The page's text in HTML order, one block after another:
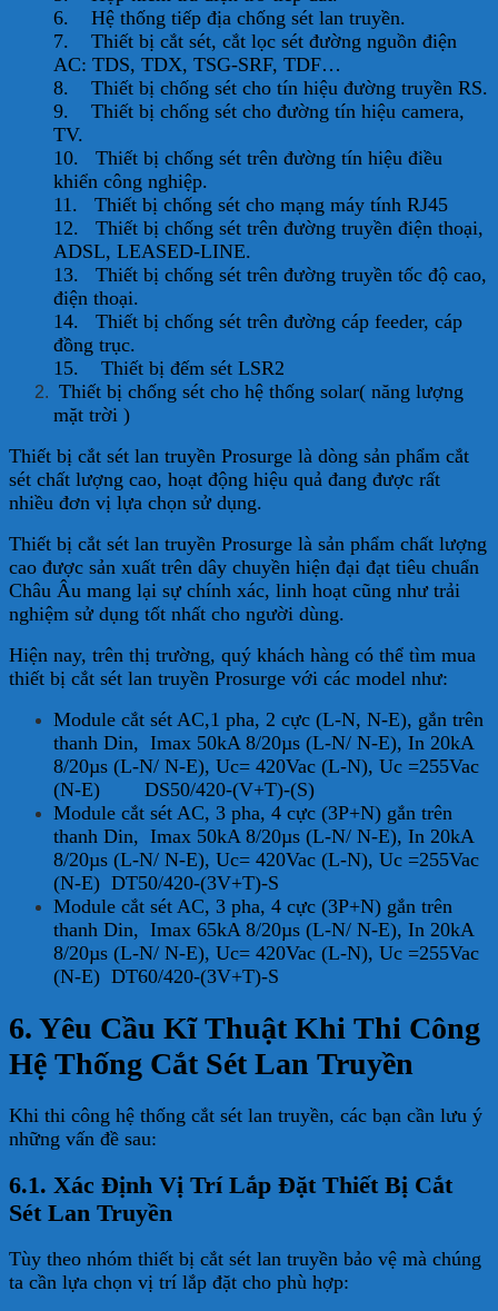
6. Hệ thống tiếp địa chống sét lan truyền.
7. Thiết bị cắt sét, cắt lọc sét đường nguồn điện
AC: TDS, TDX, TSG-SRF, TDF…
8. Thiết bị chống sét cho tín hiệu đường truyền RS.
9. Thiết bị chống sét cho đường tín hiệu camera,
TV.
10. Thiết bị chống sét trên đường tín hiệu điều
khiển công nghiệp.
11. Thiết bị chống sét cho mạng máy tính RJ45
12. Thiết bị chống sét trên đường truyền điện thoại,
ADSL, LEASED-LINE.
13. Thiết bị chống sét trên đường truyền tốc độ cao,
điện thoại.
14. Thiết bị chống sét trên đường cáp feeder, cáp
đồng trục.
15. Thiết bị đếm sét LSR2
Thiết bị chống sét cho hệ thống solar( năng lượng
mặt trời )
Thiết bị cắt sét lan truyền Prosurge là dòng sản phẩm cắt
sét chất lượng cao, hoạt động hiệu quả đang được rất
nhiều đơn vị lựa chọn sử dụng.
Thiết bị cắt sét lan truyền Prosurge là sản phẩm chất lượng
cao được sản xuất trên dây chuyền hiện đại đạt tiêu chuẩn
Châu Âu mang lại sự chính xác, linh hoạt cũng như trải
nghiệm sử dụng tốt nhất cho người dùng.
Hiện nay, trên thị trường, quý khách hàng có thể tìm mua
thiết bị cắt sét lan truyền Prosurge với các model như:
Module cắt sét AC,1 pha, 2 cực (L-N, N-E), gắn trên
thanh Din, Imax 50kA 8/20µs (L-N/ N-E), In 20kA
8/20µs (L-N/ N-E), Uc= 420Vac (L-N), Uc =255Vac
(N-E) DS50/420-(V+T)-(S)
Module cắt sét AC, 3 pha, 4 cực (3P+N) gắn trên
thanh Din, Imax 50kA 8/20µs (L-N/ N-E), In 20kA
8/20µs (L-N/ N-E), Uc= 420Vac (L-N), Uc =255Vac
(N-E) DT50/420-(3V+T)-S
Module cắt sét AC, 3 pha, 4 cực (3P+N) gắn trên
thanh Din, Imax 65kA 8/20µs (L-N/ N-E), In 20kA
8/20µs (L-N/ N-E), Uc= 420Vac (L-N), Uc =255Vac
(N-E) DT60/420-(3V+T)-S
6. Yêu Cầu Kĩ Thuật Khi Thi Công
Hệ Thống Cắt Sét Lan Truyền
Khi thi công hệ thống cắt sét lan truyền, các bạn cần lưu ý
những vấn đề sau:
6.1. Xác Định Vị Trí Lắp Đặt Thiết Bị Cắt
Sét Lan Truyền
Tùy theo nhóm thiết bị cắt sét lan truyền bảo vệ mà chúng
ta cần lựa chọn vị trí lắp đặt cho phù hợp: